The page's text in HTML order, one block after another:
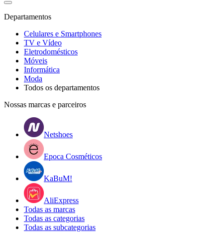
Departamentos
Celulares e Smartphones
TV e Vídeo
Eletrodomésticos
Móveis
Informática
Moda
Todos os departamentos
Nossas marcas e parceiros
Netshoes
Epoca Cosméticos
KaBuM!
AliExpress
Todas as marcas
Todas as categorias
Todas as subcategorias